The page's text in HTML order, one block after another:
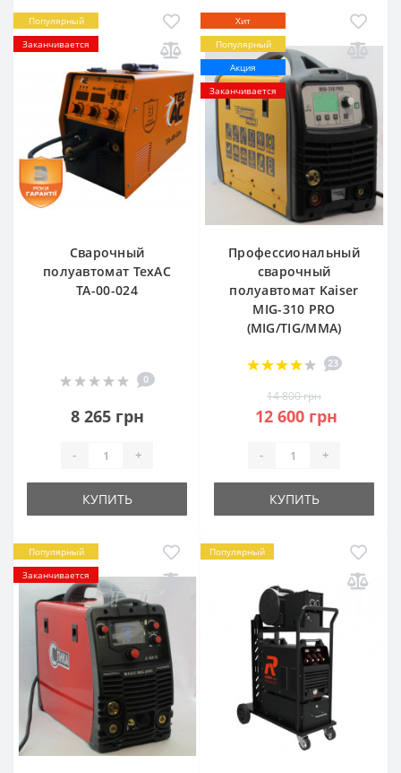
Популярный
Заканчивается
Сварочный
полуавтомат ТехАС
ТА-00-024
0
8 265 грн
- +
КУПИТЬ
Хит
Популярный
Акция
Заканчивается
Профессиональный
сварочный
полуавтомат Kaiser
MIG-310 PRO
(MIG/TIG/MMA)
23
14 800 грн
12 600 грн
- +
КУПИТЬ
Популярный
Заканчивается
Популярный